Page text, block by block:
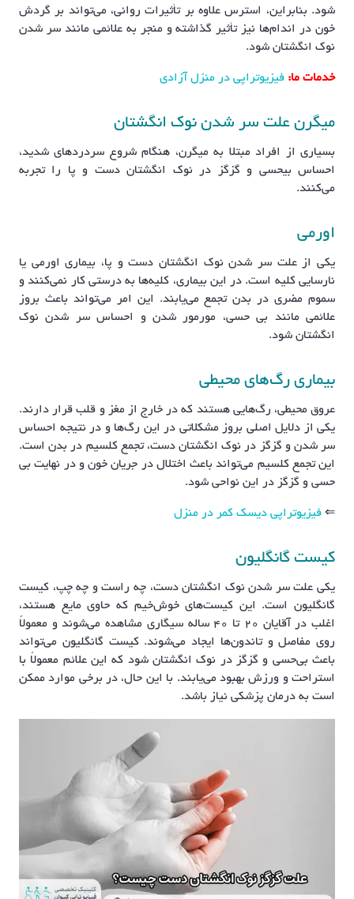
شود. بنابراین، استرس علاوه بر تأثیرات روانی، می‌تواند بر گردش
خون در اندام‌ها نیز تأثیر گذاشته و منجر به علائمی مانند سر شدن
نوک انگشتان شود.
خدمات ما: فیزیوتراپی در منزل آزادی
میگرن علت سر شدن نوک انگشتان
بسیاری از افراد مبتلا به میگرن، هنگام شروع سردردهای شدید،
احساس بیحسی و گزگز در نوک انگشتان دست و پا را تجربه
می‌کنند.
اورمی
یکی از علت سر شدن نوک انگشتان دست و پا، بیماری اورمی یا
نارسایی کلیه است. در این بیماری، کلیه‌ها به درستی کار نمی‌کنند و
سموم مضری در بدن تجمع می‌یابند. این امر می‌تواند باعث بروز
علائمی مانند بی حسی، مورمور شدن و احساس سر شدن نوک
انگشتان شود.
بیماری رگ‌های محیطی
عروق محیطی، رگ‌هایی هستند که در خارج از مغز و قلب قرار دارند.
یکی از دلایل اصلی بروز مشکلاتی در این رگ‌ها و در نتیجه احساس
سر شدن و گزگز در نوک انگشتان دست، تجمع کلسیم در بدن است.
این تجمع کلسیم می‌تواند باعث اختلال در جریان خون و در نهایت بی
حسی و گزگز در این نواحی شود.
⇐ فیزیوتراپی دیسک کمر در منزل
کیست گانگلیون
یکی علت سر شدن نوک انگشتان دست، چه راست و چه چپ، کیست
گانگلیون است. این کیست‌های خوش‌خیم که حاوی مایع هستند،
اغلب در آقایان ۲۰ تا ۴۰ ساله سیگاری مشاهده می‌شوند و معمولاً
روی مفاصل و تاندون‌ها ایجاد می‌شوند. کیست گانگلیون می‌تواند
باعث بی‌حسی و گزگز در نوک انگشتان شود که این علائم معمولاً با
استراحت و ورزش بهبود می‌یابند. با این حال، در برخی موارد ممکن
است به درمان پزشکی نیاز باشد.